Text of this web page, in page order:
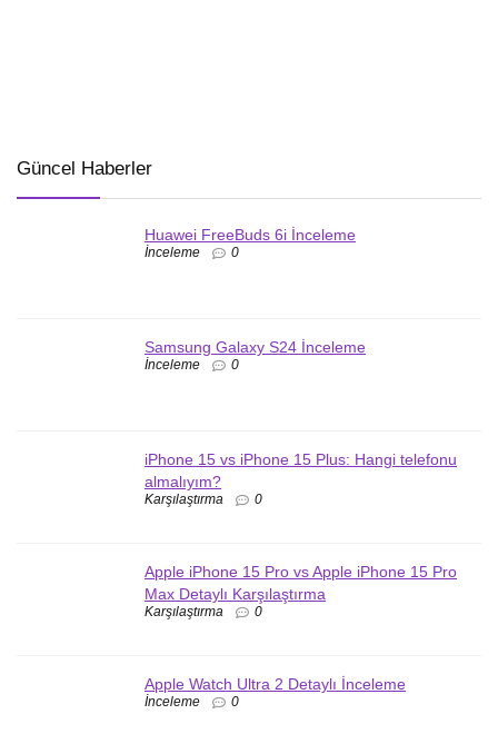
Güncel Haberler
Huawei FreeBuds 6i İnceleme
İnceleme 0
Samsung Galaxy S24 İnceleme
İnceleme 0
iPhone 15 vs iPhone 15 Plus: Hangi telefonu
almalıyım?
Karşılaştırma 0
Apple iPhone 15 Pro vs Apple iPhone 15 Pro
Max Detaylı Karşılaştırma
Karşılaştırma 0
Apple Watch Ultra 2 Detaylı İnceleme
İnceleme 0